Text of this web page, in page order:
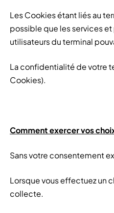
Les Cookies étant liés au
possible que les services
utilisateurs du terminal
La confidentialité de votre
Cookies).
Comment exercer vos
Sans votre consentement
Lorsque vous effectuez un
collecte.